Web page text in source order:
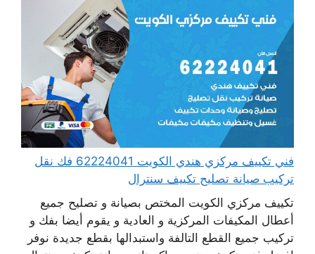
فني تكييف مركزي هندي الكويت 62224041 فك نقل
تركيب صيانة تصليح تكييف سنترال
تكييف مركزي الكويت المختص بصيانة و تصليح جميع
أعطال المكيفات المركزية و العادية و يقوم أيضا بفك و
تركيب جميع القطع التالفة واستبدالها بقطع جديدة نوفر